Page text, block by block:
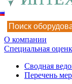
О компании
Специальная
Сводная
Перечень